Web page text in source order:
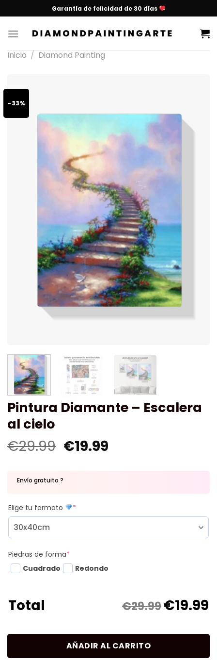
Garantía de felicidad de 30 días
Inicio / Diamond Painting
-33%
Pintura Diamante – Escalera
al cielo
€29.99 €19.99
Envío gratuito ?
Elige tu formato *
Piedras de forma*
Cuadrado
Redondo
Total €29.99€19.99
AÑADIR AL CARRITO